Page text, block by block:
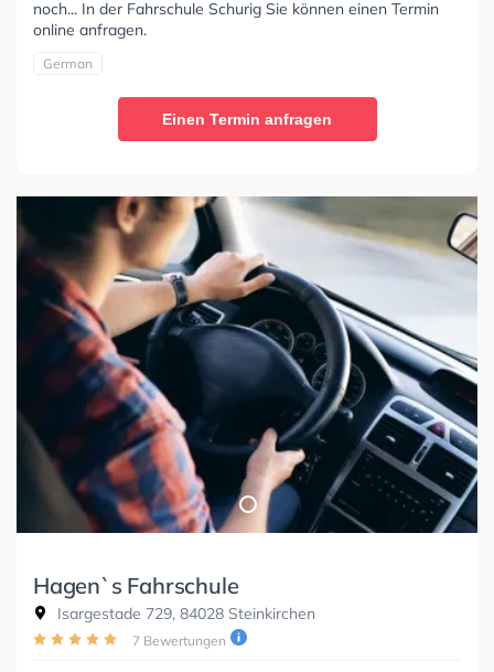
noch... In der Fahrschule Schurig Sie können einen Termin
online anfragen.
German
Einen Termin anfragen
Hagen`s Fahrschule
Isargestade 729, 84028 Steinkirchen
7 Bewertungen